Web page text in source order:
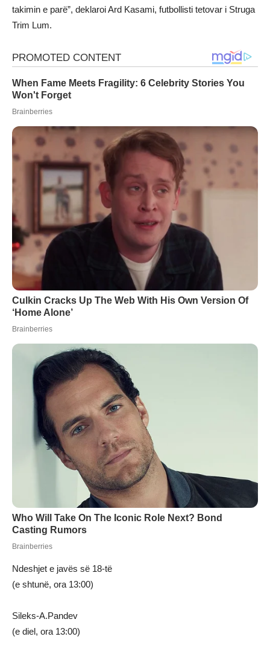
takimin e parë”, deklaroi Ard Kasami, futbollisti tetovar i Struga
Trim Lum.
Ndeshjet e javës së 18-të
(e shtunë, ora 13:00)
Sileks-A.Pandev
(e diel, ora 13:00)